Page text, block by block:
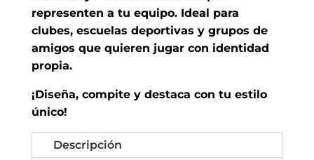
representen a tu equipo. Ideal para
clubes, escuelas deportivas y grupos de
amigos que quieren jugar con identidad
propia.
¡Diseña, compite y destaca con tu estilo
único!
Descripción